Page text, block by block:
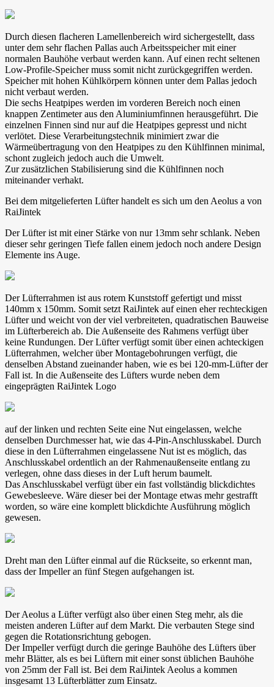
Durch diesen flacheren Lamellenbereich wird sichergestellt, dass
unter dem sehr flachen Pallas auch Arbeitsspeicher mit einer
normalen Bauhöhe verbaut werden kann. Auf einen recht seltenen
Low-Profile-Speicher muss somit nicht zurückgegriffen werden.
Speicher mit hohen Kühlkörpern können unter dem Pallas jedoch
nicht verbaut werden.
Die sechs Heatpipes werden im vorderen Bereich noch einen
knappen Zentimeter aus den Aluminiumfinnen herausgeführt. Die
einzelnen Finnen sind nur auf die Heatpipes gepresst und nicht
verlötet. Diese Verarbeitungstechnik minimiert zwar die
Wärmeübertragung von den Heatpipes zu den Kühlfinnen minimal,
schont zugleich jedoch auch die Umwelt.
Zur zusätzlichen Stabilisierung sind die Kühlfinnen noch
miteinander verhakt.
Bei dem mitgelieferten Lüfter handelt es sich um den Aeolus a von
RaiJintek
Der Lüfter ist mit einer Stärke von nur 13mm sehr schlank. Neben
dieser sehr geringen Tiefe fallen einem jedoch noch andere Design
Elemente ins Auge.
Der Lüfterrahmen ist aus rotem Kunststoff gefertigt und misst
140mm x 150mm. Somit setzt RaiJintek auf einen eher rechteckigen
Lüfter und weicht von der viel verbreiteten, quadratischen Bauweise
im Lüfterbereich ab. Die Außenseite des Rahmens verfügt über
keine Rundungen. Der Lüfter verfügt somit über einen achteckigen
Lüfterrahmen, welcher über Montagebohrungen verfügt, die
denselben Abstand zueinander haben, wie es bei 120-mm-Lüfter der
Fall ist. In die Außenseite des Lüfters wurde neben dem
eingeprägten RaiJintek Logo
auf der linken und rechten Seite eine Nut eingelassen, welche
denselben Durchmesser hat, wie das 4-Pin-Anschlusskabel. Durch
diese in den Lüfterrahmen eingelassene Nut ist es möglich, das
Anschlusskabel ordentlich an der Rahmenaußenseite entlang zu
verlegen, ohne dass dieses in der Luft herum baumelt.
Das Anschlusskabel verfügt über ein fast vollständig blickdichtes
Gewebesleeve. Wäre dieser bei der Montage etwas mehr gestrafft
worden, so wäre eine komplett blickdichte Ausführung möglich
gewesen.
Dreht man den Lüfter einmal auf die Rückseite, so erkennt man,
dass der Impeller an fünf Stegen aufgehangen ist.
Der Aeolus a Lüfter verfügt also über einen Steg mehr, als die
meisten anderen Lüfter auf dem Markt. Die verbauten Stege sind
gegen die Rotationsrichtung gebogen.
Der Impeller verfügt durch die geringe Bauhöhe des Lüfters über
mehr Blätter, als es bei Lüftern mit einer sonst üblichen Bauhöhe
von 25mm der Fall ist. Bei dem RaiJintek Aeolus a kommen
insgesamt 13 Lüfterblätter zum Einsatz.